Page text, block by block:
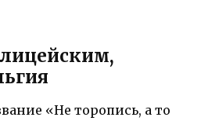
«Не торопись, а то